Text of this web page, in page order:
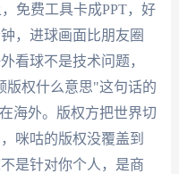
免费工具卡成PPT，好
，进球画面比朋友圈
看球不是技术问题，
版权什么意思"这句话的
海外。版权方把世界切
咪咕的版权没覆盖到
是针对你个人，是商